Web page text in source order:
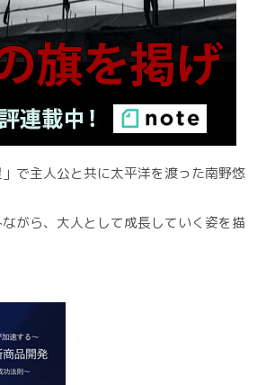
」で主人公と共に太平洋を渡った南野悠
がら、大人として成長していく姿を描